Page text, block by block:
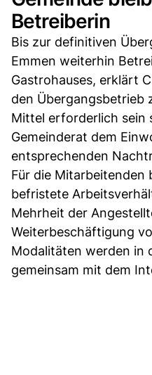
Betreiberin
Bis zur definitiven
Emmen weiterhin
Gastrohauses, erklärt
den Übergangsbetrieb
Mittel erforderlich sein
Gemeinderat dem
entsprechenden
Für die Mitarbeitenden
befristete
Mehrheit der
Weiterbeschäftigung
Modalitäten werden in
gemeinsam mit dem